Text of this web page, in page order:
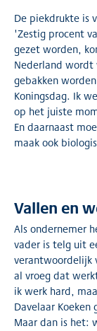
De piekdrukte is
'Zestig procent
gezet worden,
Nederland wordt
gebakken
Koningsdag. Ik
op het juiste
En daarnaast
maak ook
Vallen en
Als ondernemer
vader is telg uit
verantwoordelijk
al vroeg dat
ik werk hard,
Davelaar Koeken
Maar dan is het: